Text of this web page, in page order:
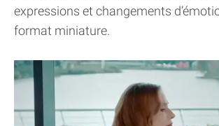
expressions et changements
format miniature.